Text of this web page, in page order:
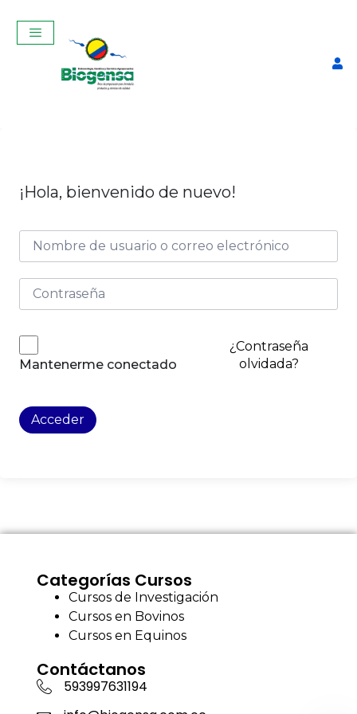
¡Hola, bienvenido de nuevo!
Mantenerme conectado
¿Contraseña
olvidada?
Acceder
Categorías Cursos
Cursos de Investigación
Cursos en Bovinos
Cursos en Equinos
Contáctanos
593997631194
Detector de Celo